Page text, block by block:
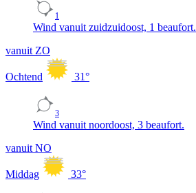
1
Wind vanuit zuidzuidoost, 1 beaufort.
vanuit ZO
Ochtend 31°
3
Wind vanuit noordoost, 3 beaufort.
vanuit NO
Middag 33°